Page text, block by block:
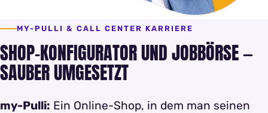
MY-PULLI & CALL CENTER KARRIERE
SHOP-KONFIGURATOR UND JOBBÖRSE —
SAUBER UMGESETZT
my-Pulli: Ein Online-Shop, in dem man seinen